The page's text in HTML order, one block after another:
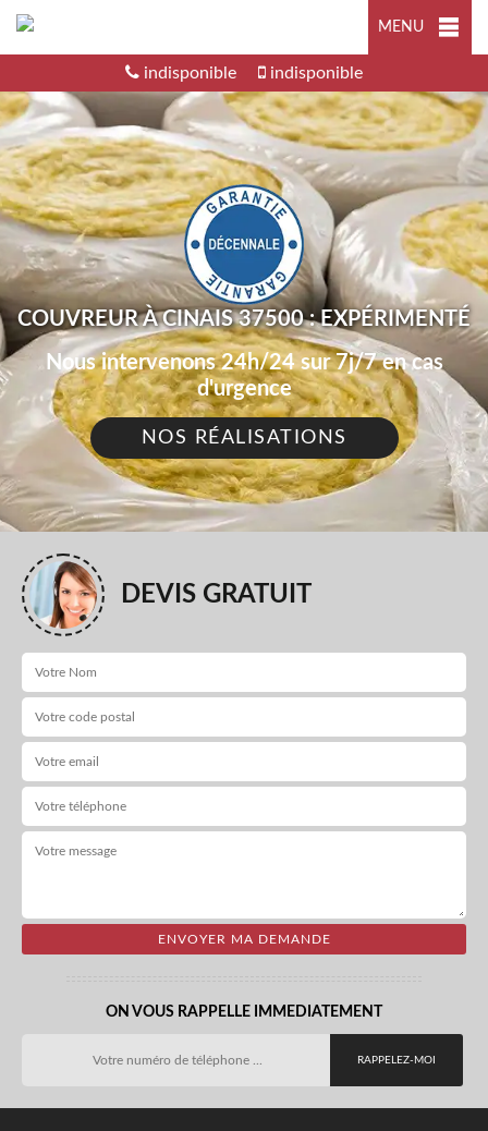
MENU
indisponible indisponible
COUVREUR À CINAIS 37500 : EXPÉRIMENTÉ
Nous intervenons 24h/24 sur 7j/7 en cas
d'urgence
NOS RÉALISATIONS
DEVIS GRATUIT
ON VOUS RAPPELLE IMMEDIATEMENT